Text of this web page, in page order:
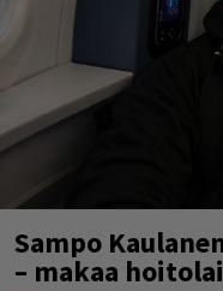
Sampo
– makaa